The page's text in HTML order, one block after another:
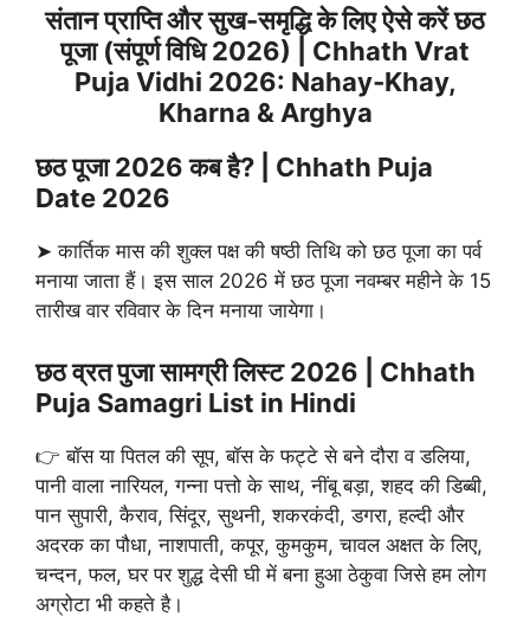
संतान प्राप्ति और सुख-समृद्धि के लिए ऐसे करें छठ
पूजा (संपूर्ण विधि 2026) | Chhath Vrat
Puja Vidhi 2026: Nahay‑Khay,
Kharna & Arghya
छठ पूजा2026 कब है? | Chhath Puja
Date 2026
➤ कार्तिक मास की शुक्ल पक्ष की षष्ठी तिथि को छठ पूजा का पर्व
मनाया जाता हैं। इस साल 2026 में छठ पूजा नवम्बर महीने के 15
तारीख वार रविवार के दिन मनाया जायेगा।
छठ व्रत पुजा सामग्री लिस्ट 2026 | Chhath
Puja Samagri List in Hindi
👉 बॉस या पितल की सूप, बॉस के फट्टे से बने दौरा व डलिया,
पानी वाला नारियल, गन्ना पत्तो के साथ, नींबू बड़ा, शहद की डिब्बी,
पान सुपारी, कैराव, सिंदूर, सुथनी, शकरकंदी, डगरा, हल्दी और
अदरक का पौधा, नाशपाती, कपूर, कुमकुम, चावल अक्षत के लिए,
चन्दन, फल, घर पर शुद्ध देसी घी में बना हुआ ठेकुवा जिसे हम लोग
अग्रोटा भी कहते है।